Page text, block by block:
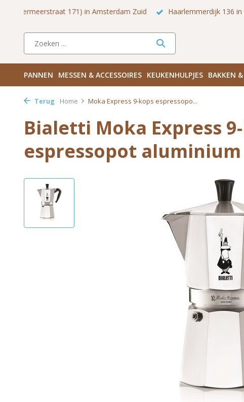
Haarlemmerdijk 136 in Amsterdam Centrum Bezoek
PANNEN MESSEN & ACCESSOIRES KEUKENHULPJES BAKKEN
Terug Home Moka Express 9-kops espressopo...
Bialetti Moka Express
espressopot aluminium